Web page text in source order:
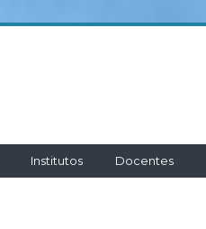
Institutos Docentes